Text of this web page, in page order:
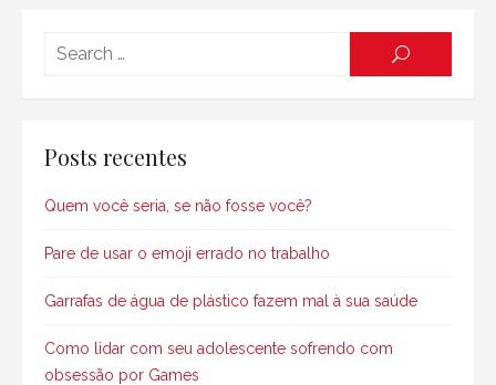
SEARCH
Posts recentes
Quem você seria, se não fosse você?
Pare de usar o emoji errado no trabalho
Garrafas de água de plástico fazem mal à sua saúde
Como lidar com seu adolescente sofrendo com
obsessão por Games